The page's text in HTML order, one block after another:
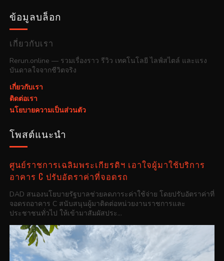
ข้อมูลบล็อก
เกี่ยวกับเรา
Rerun.online — รวมเรื่องราว รีวิว เทคโนโลยี ไลฟ์สไตล์ และแรง
บันดาลใจจากชีวิตจริง
เกี่ยวกับเรา
ติดต่อเรา
นโยบายความเป็นส่วนตัว
โพสต์แนะนำ
ศูนย์ราชการเฉลิมพระเกียรติฯ เอาใจผู้มาใช้บริการ
อาคาร C ปรับอัตราค่าที่จอดรถ
DAD สนองนโยบายรัฐบาลช่วยลดภาระค่าใช้จ่าย โดยปรับอัตราค่าที่
จอดรถอาคาร C สนับสนุนผู้มาติดต่อหน่วยงานราชการและ
ประชาชนทั่วไป ให้เข้ามาสัมผัสประ...